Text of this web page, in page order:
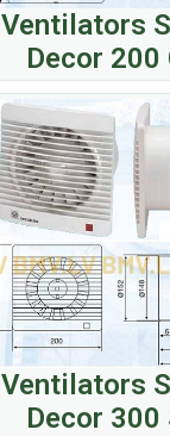
Ventilators
Decor 200
Ventilators
Decor 300